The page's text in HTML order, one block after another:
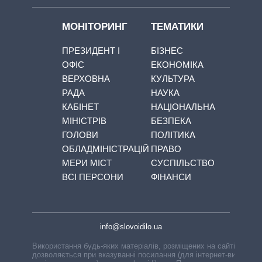
МОНІТОРИНГ
ПРЕЗИДЕНТ І
ОФІС
ВЕРХОВНА
РАДА
КАБІНЕТ
МІНІСТРІВ
ГОЛОВИ
ОБЛАДМІНІСТРАЦІЙ
МЕРИ МІСТ
ВСІ ПЕРСОНИ
ТЕМАТИКИ
БІЗНЕС
ЕКОНОМІКА
КУЛЬТУРА
НАУКА
НАЦІОНАЛЬНА
БЕЗПЕКА
ПОЛІТИКА
ПРАВО
СУСПІЛЬСТВО
ФІНАНСИ
info@slovoidilo.ua
Використання будь-яких матеріалів, розміщених на сайті,
дозволяється при вказуванні посилання (для інтернет-видань